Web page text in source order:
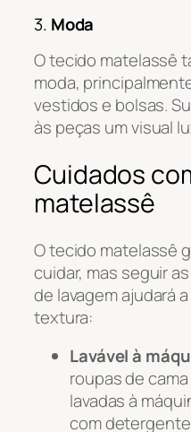
3. Moda
O tecido matelassê
moda,
vestidos e bolsas.
às peças um visual
Cuidados
matelassê
O tecido matelassê
cuidar, mas seguir
de lavagem ajudará
textura:
Lavável à
roupas de
lavadas à
com